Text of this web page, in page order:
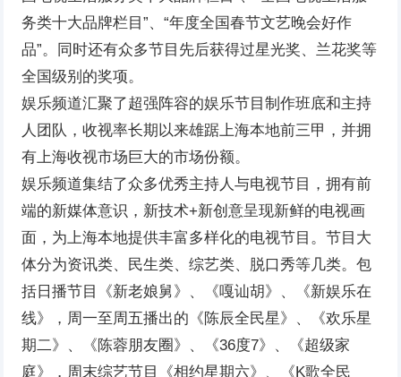
务类十大品牌栏目”、“年度全国春节文艺晚会好作
品”。同时还有众多节目先后获得过星光奖、兰花奖等
全国级别的奖项。
娱乐频道汇聚了超强阵容的娱乐节目制作班底和主持
人团队，收视率长期以来雄踞上海本地前三甲，并拥
有上海收视市场巨大的市场份额。
娱乐频道集结了众多优秀主持人与电视节目，拥有前
端的新媒体意识，新技术+新创意呈现新鲜的电视画
面，为上海本地提供丰富多样化的电视节目。节目大
体分为资讯类、民生类、综艺类、脱口秀等几类。包
括日播节目《新老娘舅》、《嘎讪胡》、《新娱乐在
线》，周一至周五播出的《陈辰全民星》、《欢乐星
期二》、《陈蓉朋友圈》、《36度7》、《超级家
庭》，周末综艺节目《相约星期六》、《K歌全民